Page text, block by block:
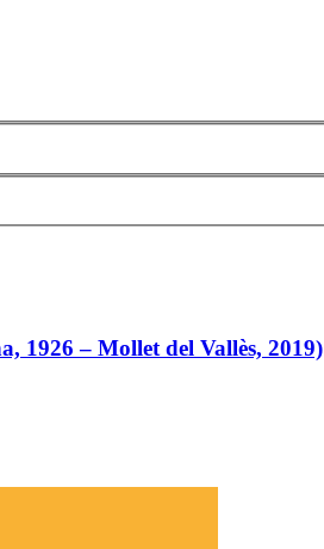
1926 – Mollet del Vallès, 2019)